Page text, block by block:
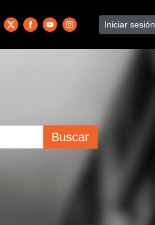
Iniciar sesión
Buscar